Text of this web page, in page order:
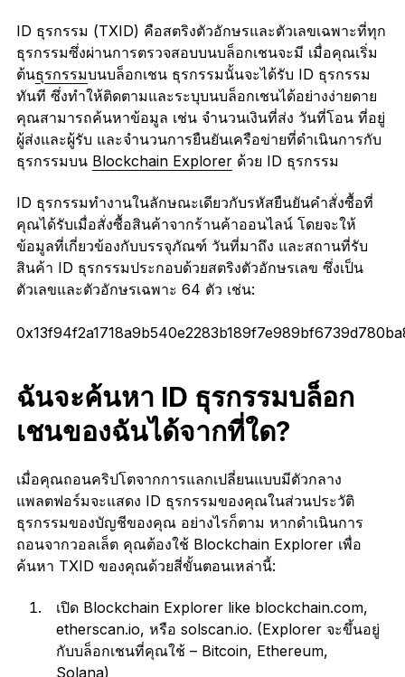
ID ธุรกรรม (TXID) คือสตริงตัวอักษรและตัวเลขเฉพาะที่ทุก
ธุรกรรมซึ่งผ่านการตรวจสอบบนบล็อกเชนจะมี เมื่อคุณเริ่ม
ต้นธุรกรรมบนบล็อกเชน ธุรกรรมนั้นจะได้รับ ID ธุรกรรม
ทันที ซึ่งทำให้ติดตามและระบุบนบล็อกเชนได้อย่างง่ายดาย
คุณสามารถค้นหาข้อมูล เช่น จำนวนเงินที่ส่ง วันที่โอน ที่อยู่
ผู้ส่งและผู้รับ และจำนวนการยืนยันเครือข่ายที่ดำเนินการกับ
ธุรกรรมบน Blockchain Explorerด้วย ID ธุรกรรม
ID ธุรกรรมทำงานในลักษณะเดียวกับรหัสยืนยันคำสั่งซื้อที่
คุณได้รับเมื่อสั่งซื้อสินค้าจากร้านค้าออนไลน์ โดยจะให้
ข้อมูลที่เกี่ยวข้องกับบรรจุภัณฑ์ วันที่มาถึง และสถานที่รับ
สินค้า ID ธุรกรรมประกอบด้วยสตริงตัวอักษรเลข ซึ่งเป็น
ตัวเลขและตัวอักษรเฉพาะ 64 ตัว เช่น:
ฉันจะค้นหา ID ธุรกรรมบล็อก
เชนของฉันได้จากที่ใด?
เมื่อคุณถอนคริปโตจากการแลกเปลี่ยนแบบมีตัวกลาง
แพลตฟอร์มจะแสดง ID ธุรกรรมของคุณในส่วนประวัติ
ธุรกรรมของบัญชีของคุณ อย่างไรก็ตาม หากดำเนินการ
ถอนจากวอลเล็ต คุณต้องใช้ Blockchain Explorer เพื่อ
ค้นหา TXID ของคุณด้วยสี่ขั้นตอนเหล่านี้:
เปิด Blockchain Explorer like blockchain.com,
etherscan.io, หรือ solscan.io. (Explorer จะขึ้นอยู่
กับบล็อกเชนที่คุณใช้ – Bitcoin, Ethereum,
Solana)